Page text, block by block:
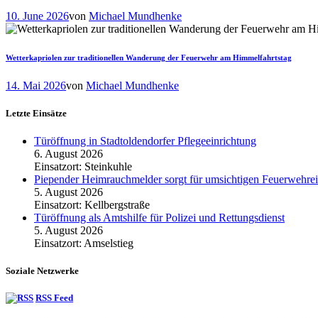
10. June 2026von Michael Mundhenke
Wetterkapriolen zur traditionellen Wanderung der Feuerwehr am Himmelfahrtstag
14. Mai 2026von Michael Mundhenke
Letzte Einsätze
Türöffnung in Stadtoldendorfer Pflegeeinrichtung
6. August 2026
Einsatzort: Steinkuhle
Piepender Heimrauchmelder sorgt für umsichtigen
5. August 2026
Einsatzort: Kellbergstraße
Türöffnung als Amtshilfe für Polizei und Rettungsdienst
5. August 2026
Einsatzort: Amselstieg
Soziale Netzwerke
RSS Feed